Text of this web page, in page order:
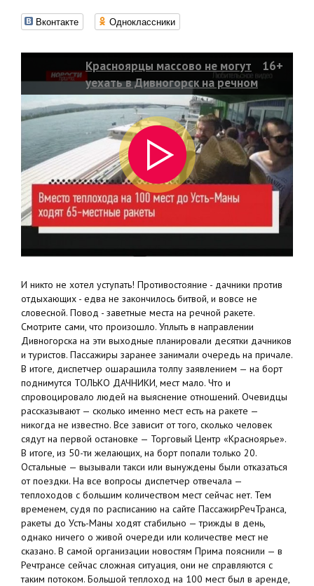
Вконтакте Одноклассники
Красноярцы массово не могут
уехать в Дивногорск на речном
транспорте
16+
И никто не хотел уступать! Противостояние - дачники против
отдыхающих - едва не закончилось битвой, и вовсе не
словесной. Повод - заветные места на речной ракете.
Смотрите сами, что произошло. Уплыть в направлении
Дивногорска на эти выходные планировали десятки дачников
и туристов. Пассажиры заранее занимали очередь на причале.
В итоге, диспетчер ошарашила толпу заявлением — на борт
поднимутся ТОЛЬКО ДАЧНИКИ, мест мало. Что и
спровоцировало людей на выяснение отношений. Очевидцы
рассказывают — сколько именно мест есть на ракете —
никогда не известно. Все зависит от того, сколько человек
сядут на первой остановке — Торговый Центр «Красноярье».
В итоге, из 50-ти желающих, на борт попали только 20.
Остальные — вызывали такси или вынуждены были отказаться
от поездки. На все вопросы диспетчер отвечала —
теплоходов с большим количеством мест сейчас нет. Тем
временем, судя по расписанию на сайте ПассажирРечТранса,
ракеты до Усть-Маны ходят стабильно — трижды в день,
однако ничего о живой очереди или количестве мест не
сказано. В самой организации новостям Прима пояснили — в
Речтрансе сейчас сложная ситуация, они не справляются с
таким потоком. Большой теплоход на 100 мест был в аренде,